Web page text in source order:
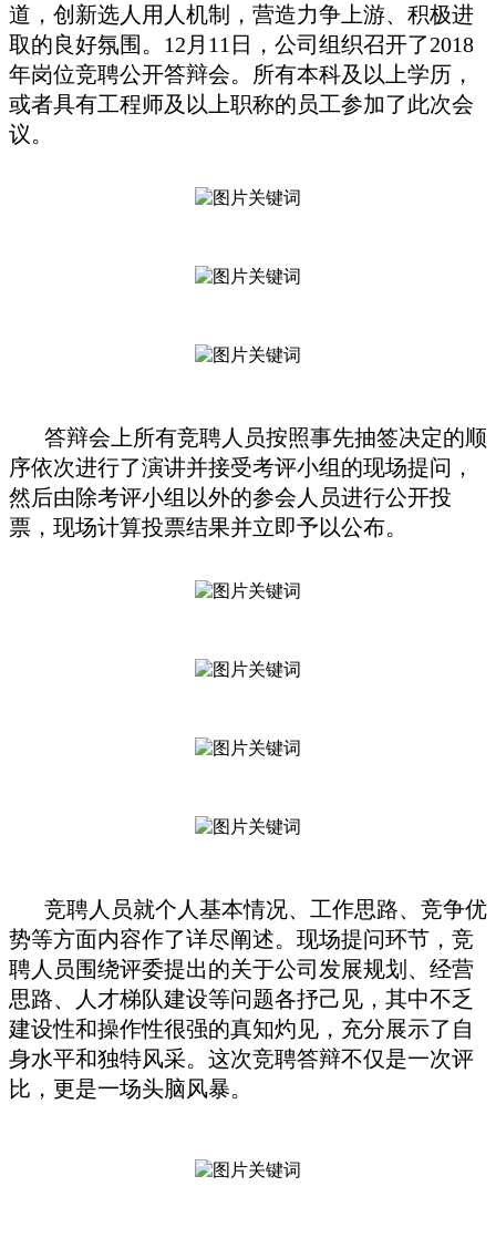
道，创新选人用人机制，营造力争上游、积极进
取的良好氛围。12月11日，公司组织召开了2018
年岗位竞聘公开答辩会。所有本科及以上学历，
或者具有工程师及以上职称的员工参加了此次会
议。
答辩会上所有竞聘人员按照事先抽签决定的顺
序依次进行了演讲并接受考评小组的现场提问，
然后由除考评小组以外的参会人员进行公开投
票，现场计算投票结果并立即予以公布。
竞聘人员就个人基本情况、工作思路、竞争优
势等方面内容作了详尽阐述。现场提问环节，竞
聘人员围绕评委提出的关于公司发展规划、经营
思路、人才梯队建设等问题各抒己见，其中不乏
建设性和操作性很强的真知灼见，充分展示了自
身水平和独特风采。这次竞聘答辩不仅是一次评
比，更是一场头脑风暴。